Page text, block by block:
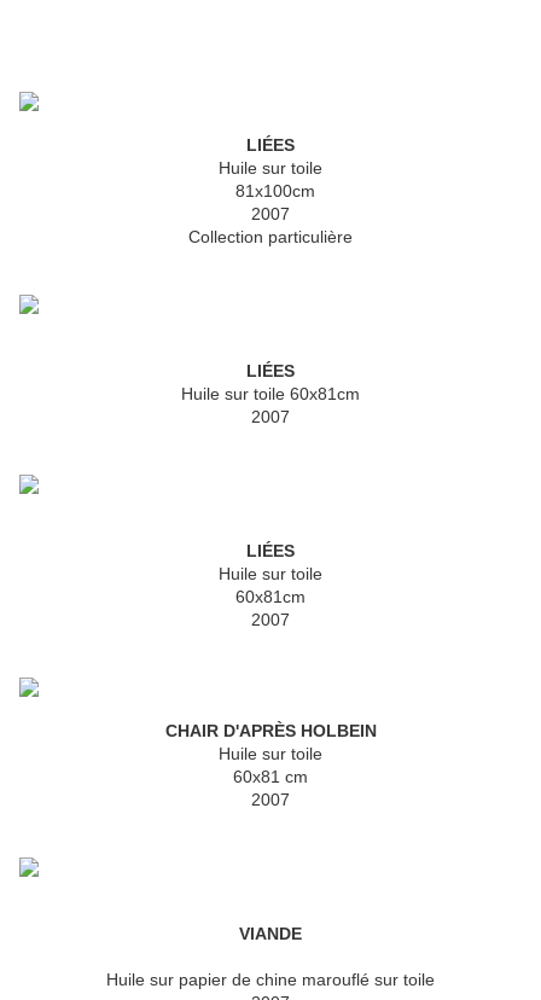
LIÉES
Huile sur toile
81x100cm
2007
Collection particulière
LIÉES
Huile sur toile 60x81cm
2007
LIÉES
Huile sur toile
60x81cm
2007
CHAIR D'APRÈS HOLBEIN
Huile sur toile
60x81 cm
2007
VIANDE
Huile sur papier de chine marouflé sur toile